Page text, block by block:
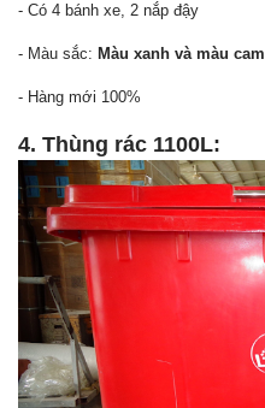
- Có 4 bánh xe, 2 nắp đậy
- Màu sắc: Màu xanh và màu cam
- Hàng mới 100%
4. Thùng rác 1100L: